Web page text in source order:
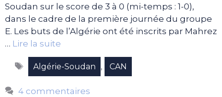
Soudan sur le score de 3 à 0 (mi-temps : 1-0),
dans le cadre de la première journée du groupe
E. Les buts de l’Algérie ont été inscrits par Mahrez
… Lire la suite
Étiquettes
Algérie-Soudan , CAN
4 commentaires